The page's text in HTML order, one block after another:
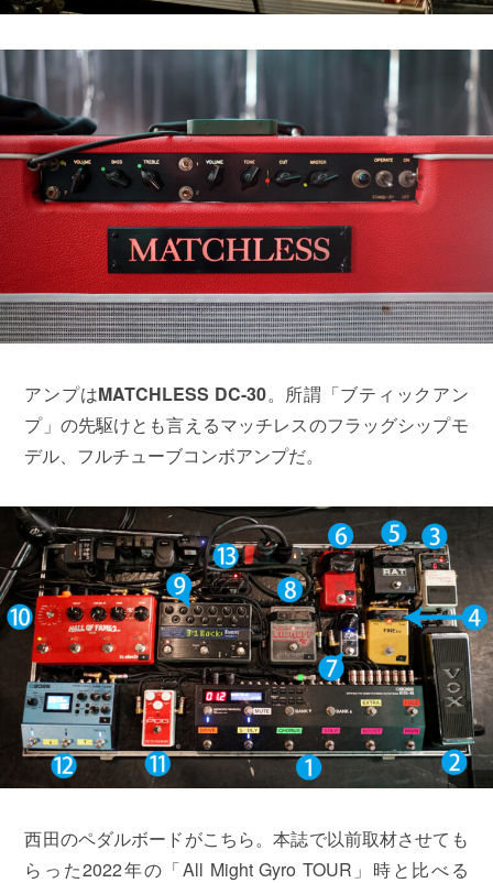
アンプはMATCHLESS DC-30。所謂「ブティックアン
プ」の先駆けとも言えるマッチレスのフラッグシップモ
デル、フルチューブコンボアンプだ。
西田のペダルボードがこちら。本誌で以前取材させても
らった2022年の「All Might Gyro TOUR」時と比べる